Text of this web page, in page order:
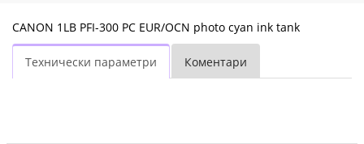
CANON 1LB PFI-300 PC EUR/OCN photo cyan ink tank
Технически параметри Коментари